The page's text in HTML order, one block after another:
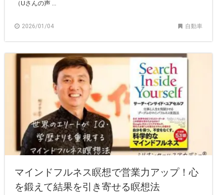
（Uさんの声 ...
2026/01/04 自動車
マインドフルネス瞑想で営業力アップ！心
を鍛えて結果を引き寄せる瞑想法